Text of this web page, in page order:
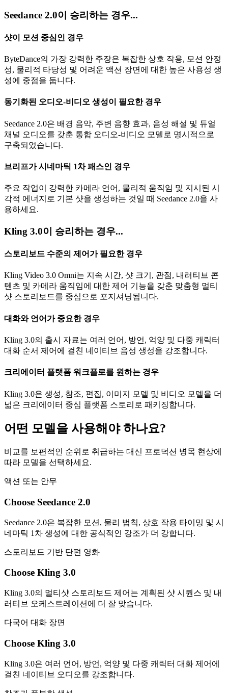
Seedance 2.0이 승리하는 경우...
샷이 모션 중심인 경우
ByteDance의 가장 강력한 주장은 복잡한 상호 작용, 모션 안정
성, 물리적 타당성 및 어려운 액션 장면에 대한 높은 사용성 생
성에 중점을 둡니다.
동기화된 오디오-비디오 생성이 필요한 경우
Seedance 2.0은 배경 음악, 주변 음향 효과, 음성 해설 및 듀얼
채널 오디오를 갖춘 통합 오디오-비디오 모델로 명시적으로
구축되었습니다.
브리프가 시네마틱 1차 패스인 경우
주요 작업이 강력한 카메라 언어, 물리적 움직임 및 지시된 시
각적 에너지로 기본 샷을 생성하는 것일 때 Seedance 2.0을 사
용하세요.
Kling 3.0이 승리하는 경우...
스토리보드 수준의 제어가 필요한 경우
Kling Video 3.0 Omni는 지속 시간, 샷 크기, 관점, 내러티브 콘
텐츠 및 카메라 움직임에 대한 제어 기능을 갖춘 맞춤형 멀티
샷 스토리보드를 중심으로 포지셔닝됩니다.
대화와 언어가 중요한 경우
Kling 3.0의 출시 자료는 여러 언어, 방언, 억양 및 다중 캐릭터
대화 순서 제어에 걸친 네이티브 음성 생성을 강조합니다.
크리에이터 플랫폼 워크플로를 원하는 경우
Kling 3.0은 생성, 참조, 편집, 이미지 모델 및 비디오 모델을 더
넓은 크리에이터 중심 플랫폼 스토리로 패키징합니다.
어떤 모델을 사용해야 하나요?
비교를 보편적인 순위로 취급하는 대신 프로덕션 병목 현상에
따라 모델을 선택하세요.
액션 또는 안무
Choose Seedance 2.0
Seedance 2.0은 복잡한 모션, 물리 법칙, 상호 작용 타이밍 및 시
네마틱 1차 생성에 대한 공식적인 강조가 더 강합니다.
스토리보드 기반 단편 영화
Choose Kling 3.0
Kling 3.0의 멀티샷 스토리보드 제어는 계획된 샷 시퀀스 및 내
러티브 오케스트레이션에 더 잘 맞습니다.
다국어 대화 장면
Choose Kling 3.0
Kling 3.0은 여러 언어, 방언, 억양 및 다중 캐릭터 대화 제어에
걸친 네이티브 오디오를 강조합니다.